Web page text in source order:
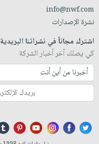
info@nwf.com
نشرة الإصدارات
اشترك مجاناً في نشراتنا البريدية
كي يصلك آخر أخبار الشركة